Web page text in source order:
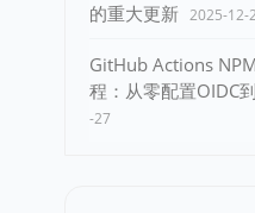
的重大更新 2025-12-
GitHub Actions
程：从零配置OIDC
-27